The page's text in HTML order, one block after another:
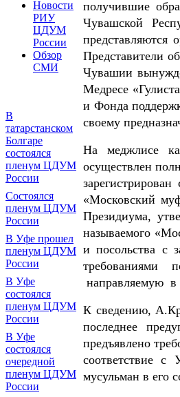
Новости
РИУ
ЦДУМ
России
Обзор
СМИ
В
татарстанском
Болгаре
состоялся
пленум ЦДУМ
России
Состоялся
пленум ЦДУМ
России
В Уфе прошел
пленум ЦДУМ
России
В Уфе
состоялся
пленум ЦДУМ
России
В Уфе
состоялся
очередной
пленум ЦДУМ
России
получившие
Чувашской
представляются
Представители
Чувашии
Медресе
и Фонда
своему
На меджлисе
осуществлен
«Московский
Президиума,
называемого
и посольства с
требованиями
направляемую
К сведению,
последнее
предъявлено
соответствие
мусульман в его